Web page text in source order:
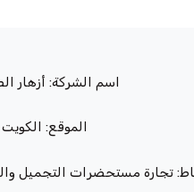
اسم الشركة:
الموقع: الكويت
تجارة مستحضرات التجميل